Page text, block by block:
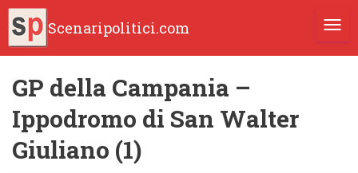
Scenaripolitici.com
GP della Campania –
Ippodromo di San Walter
Giuliano (1)